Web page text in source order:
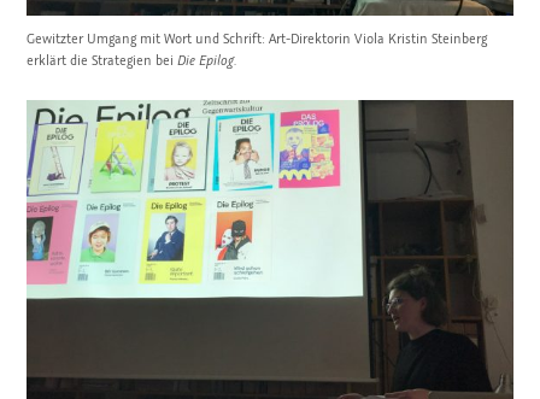
Gewitzter Umgang mit Wort und Schrift: Art-Direktorin Viola Kristin Steinberg
erklärt die Strategien bei Die Epilog.